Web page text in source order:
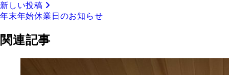
新しい投稿
年末年始休業日のお知らせ
関連記事